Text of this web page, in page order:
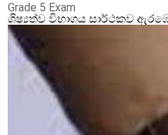
Grade 5 Exam
ශිෂ්‍යත්ව විභාගය සාර්ථකව